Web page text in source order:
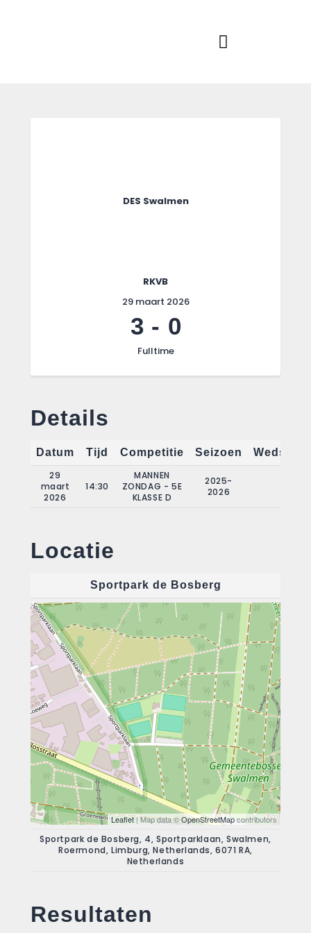
DES Swalmen
RKVB
29 maart 2026
3- 0
Fulltime
Details
Datum Tijd Competitie Seizoen
29
maart
2026
14:30
MANNEN
ZONDAG - 5E
KLASSE D
2025-
2026
Locatie
Sportpark de Bosberg
Leaflet| Map data ©OpenStreetMapcontributors
Sportpark de Bosberg, 4, Sportparklaan, Swalmen,
Roermond, Limburg, Netherlands, 6071 RA,
Netherlands
Resultaten